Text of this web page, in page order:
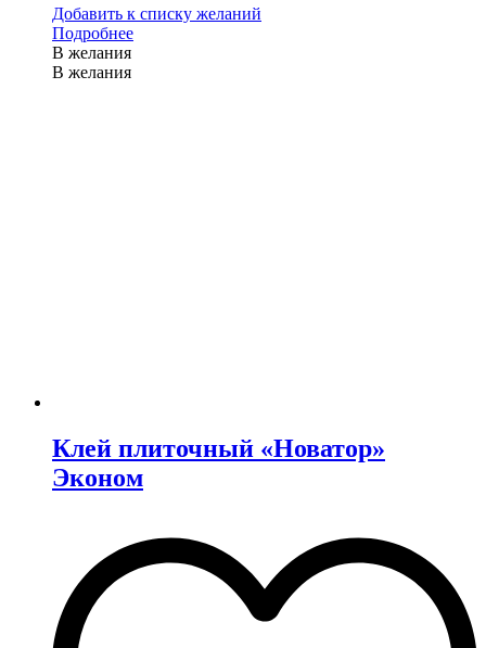
Добавить к списку желаний
Подробнее
В желания
В желания
Клей плиточный «Новатор»
Эконом